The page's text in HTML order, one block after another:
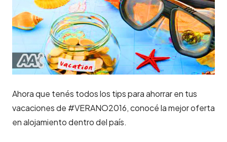
Ahora que tenés todos los tips para ahorrar en tus
vacaciones de #VERANO2016,conocé la mejor oferta
en alojamiento dentro del país.